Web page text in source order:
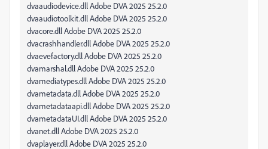
dvaaudiodevice.dll Adobe DVA 2025 25.2.0
dvaaudiotoolkit.dll Adobe DVA 2025 25.2.0
dvacore.dll Adobe DVA 2025 25.2.0
dvacrashhandler.dll Adobe DVA 2025 25.2.0
dvaevefactory.dll Adobe DVA 2025 25.2.0
dvamarshal.dll Adobe DVA 2025 25.2.0
dvamediatypes.dll Adobe DVA 2025 25.2.0
dvametadata.dll Adobe DVA 2025 25.2.0
dvametadataapi.dll Adobe DVA 2025 25.2.0
dvametadataUI.dll Adobe DVA 2025 25.2.0
dvanet.dll Adobe DVA 2025 25.2.0
dvaplayer.dll Adobe DVA 2025 25.2.0